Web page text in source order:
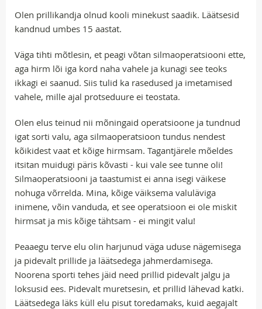
Olen prillikandja olnud kooli minekust saadik. Läätsesid
kandnud umbes 15 aastat.
Väga tihti mõtlesin, et peagi võtan silmaoperatsiooni ette,
aga hirm lõi iga kord naha vahele ja kunagi see teoks
ikkagi ei saanud. Siis tulid ka rasedused ja imetamised
vahele, mille ajal protseduure ei teostata.
Olen elus teinud nii mõningaid operatsioone ja tundnud
igat sorti valu, aga silmaoperatsioon tundus nendest
kõikidest vaat et kõige hirmsam. Tagantjärele mõeldes
itsitan muidugi päris kõvasti - kui vale see tunne oli!
Silmaoperatsiooni ja taastumist ei anna isegi väikese
nohuga võrrelda. Mina, kõige väiksema valuläviga
inimene, võin vanduda, et see operatsioon ei ole miskit
hirmsat ja mis kõige tähtsam - ei mingit valu!
Peaaegu terve elu olin harjunud väga uduse nägemisega
ja pidevalt prillide ja läätsedega jahmerdamisega.
Noorena sporti tehes jäid need prillid pidevalt jalgu ja
loksusid ees. Pidevalt muretsesin, et prillid lähevad katki.
Läätsedega läks küll elu pisut toredamaks, kuid aegajalt